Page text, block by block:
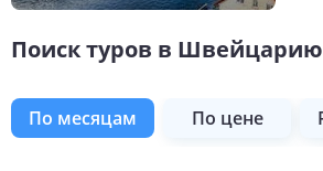
Поиск туров в Швейцарию
по месяцам по цене